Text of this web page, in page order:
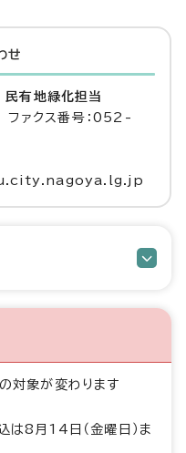
せ
有地緑化担当
ァクス番号：052-
対象が変わります
は8月14日（金曜日）ま